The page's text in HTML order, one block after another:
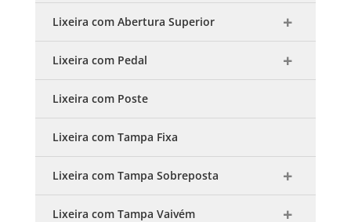
Lixeira com Abertura Superior
Lixeira com Pedal
Lixeira com Poste
Lixeira com Tampa Fixa
Lixeira com Tampa Sobreposta
Lixeira com Tampa Vaivém